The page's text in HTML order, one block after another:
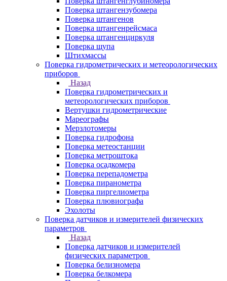
Поверка штангензубомера
Поверка штангенов
Поверка штангенрейсмаса
Поверка штангенциркуля
Поверка щупа
Штихмассы
Поверка гидрометрических и метеорологических
приборов
Назад
Поверка гидрометрических и
метеорологических приборов
Вертушки гидрометрические
Мареографы
Мерзлотомеры
Поверка гидрофона
Поверка метеостанции
Поверка метроштока
Поверка осадкомера
Поверка перепадометра
Поверка пиранометра
Поверка пиргелиометра
Поверка плювиографа
Эхолоты
Поверка датчиков и измерителей физических
параметров
Назад
Поверка датчиков и измерителей
физических параметров
Поверка белизномера
Поверка белкомера